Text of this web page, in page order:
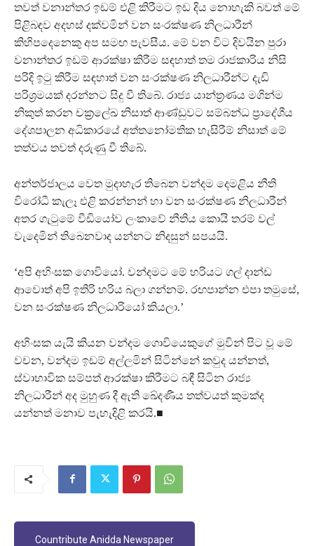
තවත් වනාන්තර ඉඩම් එළි කිරීමට ඉඩ දිය නොහැකි බවත් මේ
පිළිබඳව අදහස් දක්වමින් වන සංරක්ෂණ නිලධාරීන්
කිහිපදෙනෙකු අප සමඟ පැවසීය. මේ වන විට දිවයින පුරා
වනාන්තර ඉඩම් ආරක්ෂා කිරීම සඳහාත් තම රාජකාරිය නිසි
පරිදි ඉටු කිරීම සඳහාත් වන සංරක්ෂණ නිලධාරීන්ට දැඩි
පරිශ්‍රමයක් දරන්නට සිදු වී තිබේ. රාජ්‍ය යාන්ත්‍රණය මගින්ම
නිකුත් කරන චක්‍රලේඛ නිසාත් ආණ්ඩුවට සම්බන්ධ ප්‍රාදේශීය
දේශපාලන අධිකාරයේ අත්තනෝමතික හැසිරීම් නිසාත් මේ
තත්වය තවත් දරුණු වී තිබේ.
අන්තර්ජාලය වෙත මුදාහැර තිබෙන වන්දම දෙමළිය නීති
විරෝධී කැලෑ එළි කරන්නන් හා වන සංරක්ෂණ නිලධාරීන්
අතර ගැටුමේ වීඩියෝව ලංකාවේ නීතිය කොයි තරම් වල්
වැදෙමින් තිබෙනවාද යන්නට නිදසුන් සපයයි.
‘අපි අහිංසක ගොවියෝ. වන්දමට මේ හරියට ගල් දාන්ඩ
ආවොත් අපි ඉතිරි හරිය බලා ගන්නම්. රඟපාන්න එපා තමුසේ,
වන සංරක්ෂණ නිලධාරියෝ කියලා.’
අහිංසක යැයි කියන වන්දම ගොවියෙකුගේ මුවින් පිට වූ මේ
වචන, වන්දම ඉඩම් අල්ලමින් සිටින්නේ කවුද යන්නත්,
ස්වාභාවික සම්පත් ආරක්ෂා කිරීමට බඳී සිටින රාජ්‍ය
නිලධාරීන් අද මුහුණ දී ඇති ඛේදණීය තත්වයත් කුමක්ද
යන්නත් මනාව පැහැදිළි කරයි.■
Countribute Anidda Newspaper